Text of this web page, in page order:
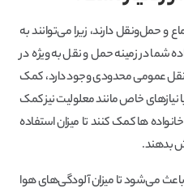
حمل‌ونقل دارند، زیرا می‌توانند به
شما در زمینه حمل و نقل به ویژه در
نقل عمومی محدودی وجود دارد، کمک
نیازهای خاص مانند معلولیت نیز کمک
ها کمک کنند تا میزان استفاده
بدهند.
می‌شود تا میزان آلودگی‌های هوا